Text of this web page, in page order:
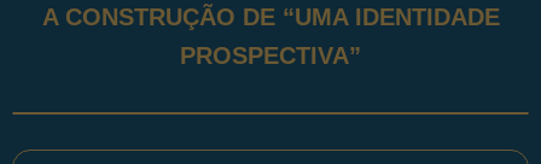
A CONSTRUÇÃO DE “UMA IDENTIDADE
PROSPECTIVA”